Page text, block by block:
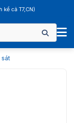
kể cả T7,CN)
sát